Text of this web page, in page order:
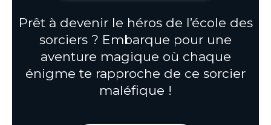
Prêt à devenir le héros de l’école des
sorciers ? Embarque pour une
aventure magique où chaque
énigme te rapproche de ce sorcier
maléfique !